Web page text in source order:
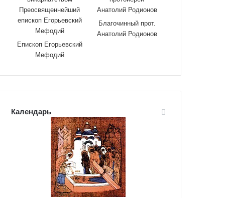
Епископ Егорьевский
Мефодий
Благочинный прот.
Анатолий Родионов
Календарь